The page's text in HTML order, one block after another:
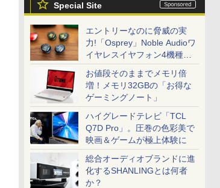
Special Site
エントリーなのに脅威の実
力!「Osprey」Noble Audioワ
イヤレスイヤフォン4機種を
一気に聴く
お値段そのままでメモリ倍
増！メモリ32GBの「お得な
ゲーミングノート」
ハイグレードテレビ「TCL
Q7D Pro」。圧巻の色彩美で
映画＆ゲームが極上体験に
総合オーディオブランドに進
化するSHANLINGとは何者
か？